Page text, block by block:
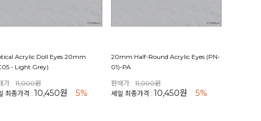
Acrylic Doll Eyes 20mm
- Light Grey)
가 : 11,000원
최종가격 : 10,450원 5%
20mm Half-Round Acrylic Eyes (PN-
01)-PA
판매가 : 11,000원
세일 최종가격 : 10,450원 5%